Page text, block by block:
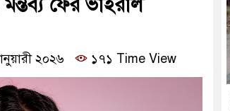
২০২৬
১৭১ Time View